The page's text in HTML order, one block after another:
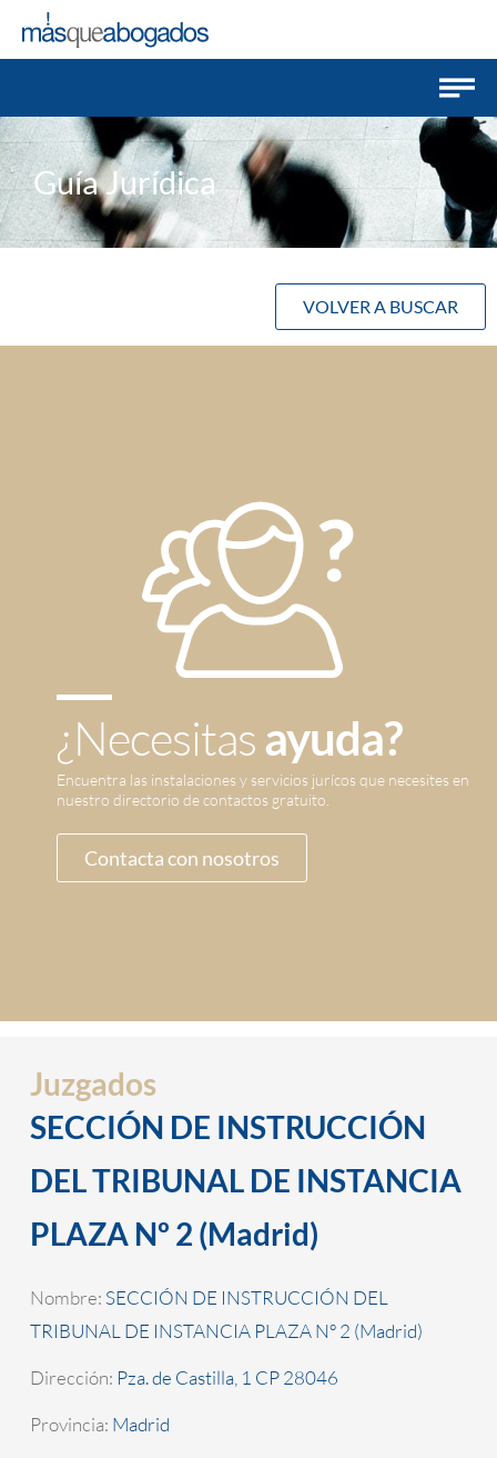
Guía Jurídica
VOLVER A BUSCAR
¿Necesitasayuda?
Encuentra las instalaciones y servicios jurícos que necesites en
nuestro directorio de contactos gratuito.
Contacta con nosotros
Juzgados
SECCIÓN DE INSTRUCCIÓN
DEL TRIBUNAL DE INSTANCIA
PLAZA Nº 2 (Madrid)
Nombre: SECCIÓN DE INSTRUCCIÓN DEL
TRIBUNAL DE INSTANCIA PLAZA Nº 2 (Madrid)
Dirección: Pza. de Castilla, 1 CP 28046
Provincia: Madrid